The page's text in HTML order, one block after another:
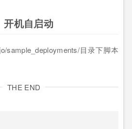
开机自启动
sample_deployments/目录下脚本
THE END